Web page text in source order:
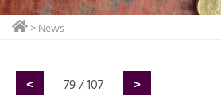
> News
< 79 / 107 >